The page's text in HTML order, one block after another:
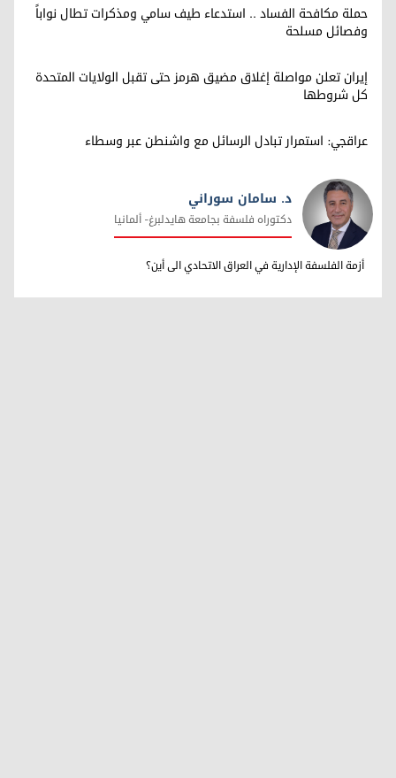
حملة مكافحة الفساد .. استدعاء طيف سامي ومذكرات تطال نواباً
وفصائل مسلحة
إيران تعلن مواصلة إغلاق مضيق هرمز حتى تقبل الولايات المتحدة
كل شروطها
عراقجي: استمرار تبادل الرسائل مع واشنطن عبر وسطاء
د. سامان سوراني
د. سامان سوراني
دکتوراه فلسفة بجامعة هایدلبرغ- ألمانیا
أزمة الفلسفة الإدارية في العراق الاتحادي الی أین؟